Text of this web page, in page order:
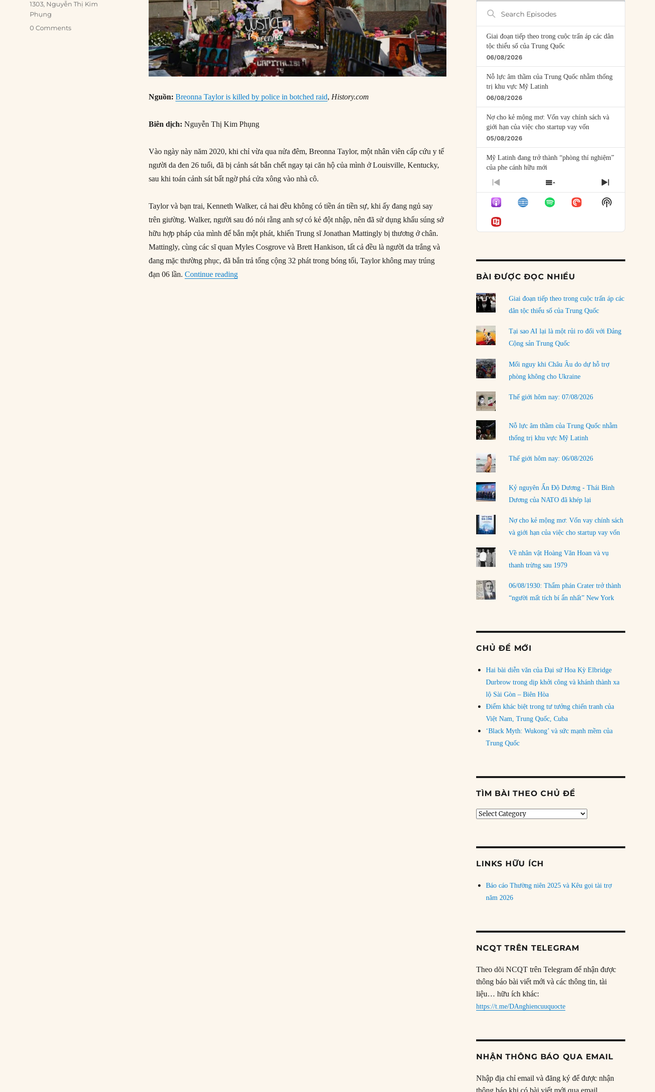
Nguồn:Breonna Taylor is killed by police in botched raid, History.com
Biên dịch: Nguyễn Thị Kim Phụng
Vào ngày này năm 2020, khi chỉ vừa qua nửa đêm, Breonna Taylor, một nhân viên cấp cứu y tế
người da đen 26 tuổi, đã bị cảnh sát bắn chết ngay tại căn hộ của mình ở Louisville, Kentucky,
sau khi toán cảnh sát bất ngờ phá cửa xông vào nhà cô.
Taylor và bạn trai, Kenneth Walker, cả hai đều không có tiền án tiền sự, khi ấy đang ngủ say
trên giường. Walker, người sau đó nói rằng anh sợ có kẻ đột nhập, nên đã sử dụng khẩu súng sở
hữu hợp pháp của mình để bắn một phát, khiến Trung sĩ Jonathan Mattingly bị thương ở chân.
Mattingly, cùng các sĩ quan Myles Cosgrove và Brett Hankison, tất cả đều là người da trắng và
đang mặc thường phục, đã bắn trả tổng cộng 32 phát trong bóng tối, Taylor không may trúng
đạn 06 lần.Continue reading“13/03/2020: Breonna Taylor bị cảnh sát giết hại”
1303, Nguyễn Thị Kim
Phụng
0 Comments
Search
Episodes
Giai đoạn tiếp theo trong cuộc trấn áp các dân
tộc thiểu số của Trung Quốc
06/08/2026
Nỗ lực âm thầm của Trung Quốc nhằm thống
trị khu vực Mỹ Latinh
06/08/2026
Nợ cho kẻ mộng mơ: Vốn vay chính sách và
giới hạn của việc cho startup vay vốn
05/08/2026
Mỹ Latinh đang trở thành “phòng thí nghiệm”
của phe cánh hữu mới
04/08/2026
Tại sao Trung Quốc phủ nhận cuộc gặp với
Ngoại trưởng Nhật Bản?
04/08/2026
03/08/2026
Đặt cược vào thất bại: Các quỹ đầu tư mạo
rủi ro
02/08/2026
Làm thế nào để kết thúc Chiến tranh Iran?
01/08/2026
Chiến lược kế tiếp của Bắc Kinh ở Biển Đông
31/07/2026
Trật tự thế giới mới: Các nước nhỏ sẽ luôn
phải chịu đựng?
30/07/2026
LOAD MORE
PREVIOUS
EPISODE
SHOW
EPISODES
LIST
NEXT
EPISODE
Show
Podcast
BÀI ĐƯỢC ĐỌC NHIỀU
Giai đoạn tiếp theo trong cuộc trấn áp các
dân tộc thiểu số của Trung Quốc
Tại sao AI lại là một rủi ro đối với Đảng
Cộng sản Trung Quốc
Mối nguy khi Châu Âu do dự hỗ trợ
phòng không cho Ukraine
Thế giới hôm nay: 07/08/2026
Nỗ lực âm thầm của Trung Quốc nhằm
thống trị khu vực Mỹ Latinh
Thế giới hôm nay: 06/08/2026
Kỷ nguyên Ấn Độ Dương - Thái Bình
Dương của NATO đã khép lại
Nợ cho kẻ mộng mơ: Vốn vay chính sách
và giới hạn của việc cho startup vay vốn
Về nhân vật Hoàng Văn Hoan và vụ
thanh trừng sau 1979
06/08/1930: Thẩm phán Crater trở thành
“người mất tích bí ẩn nhất” New York
CHỦ ĐỀ MỚI
Hai bài diễn văn của Đại sứ Hoa Kỳ Elbridge
Durbrow trong dịp khởi công và khánh thành xa
lộ Sài Gòn – Biên Hòa
Điểm khác biệt trong tư tưởng chiến tranh của
Việt Nam, Trung Quốc, Cuba
‘Black Myth: Wukong’ và sức mạnh mềm của
Trung Quốc
TÌM BÀI THEO CHỦ ĐỀ
Tìm
LINKS HỮU ÍCH
Báo cáo Thường niên 2025 và Kêu gọi tài trợ
năm 2026
NCQT TRÊN TELEGRAM
Theo dõi NCQT trên Telegram để nhận được
thông báo bài viết mới và các thông tin, tài
liệu… hữu ích khác:
https://t.me/DAnghiencuuquocte
NHẬN THÔNG BÁO QUA EMAIL
Nhập địa chỉ email và đăng ký để được nhận